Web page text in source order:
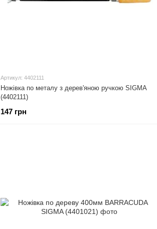
Артикул: 4402111
Ножівка по металу з дерев'яною ручкою SIGMA
(4402111)
147 грн